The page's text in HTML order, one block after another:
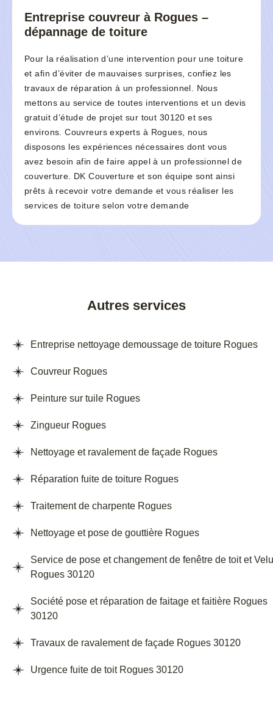
Entreprise couvreur à Rogues –
dépannage de toiture
Pour la réalisation d’une intervention pour une toiture
et afin d’éviter de mauvaises surprises, confiez les
travaux de réparation à un professionnel. Nous
mettons au service de toutes interventions et un devis
gratuit d’étude de projet sur tout 30120 et ses
environs. Couvreurs experts à Rogues, nous
disposons les expériences nécessaires dont vous
avez besoin afin de faire appel à un professionnel de
couverture. DK Couverture et son équipe sont ainsi
prêts à recevoir votre demande et vous réaliser les
services de toiture selon votre demande
Autres services
Entreprise nettoyage demoussage de toiture Rogues
Couvreur Rogues
Peinture sur tuile Rogues
Zingueur Rogues
Nettoyage et ravalement de façade Rogues
Réparation fuite de toiture Rogues
Traitement de charpente Rogues
Nettoyage et pose de gouttière Rogues
Service de pose et changement de fenêtre de toit et
Rogues 30120
Société pose et réparation de faitage et faitière Rogues
30120
Travaux de ravalement de façade Rogues 30120
Urgence fuite de toit Rogues 30120